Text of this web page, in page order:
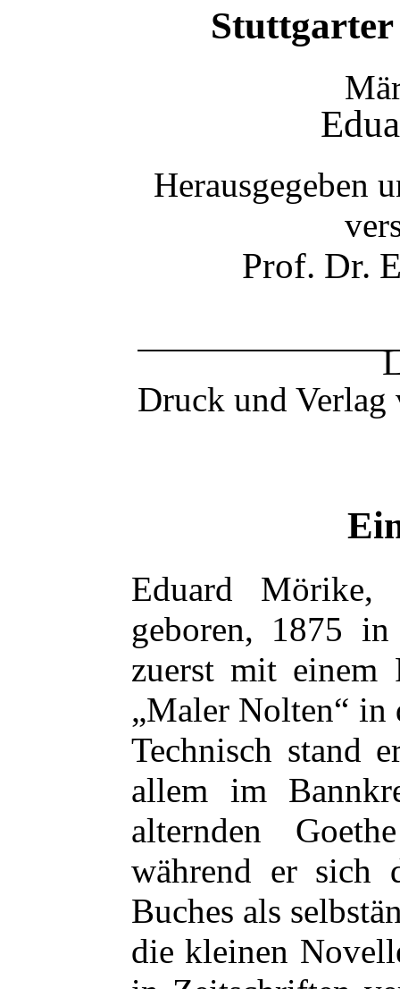
Herausgegeben
Prof. Dr.
Druck und
Eduard Mörike,
geboren, 1875
zuerst mit einem
„Maler Nolten“ in
Technisch stand
allem im
alternden
während er sich
Buches als
die kleinen